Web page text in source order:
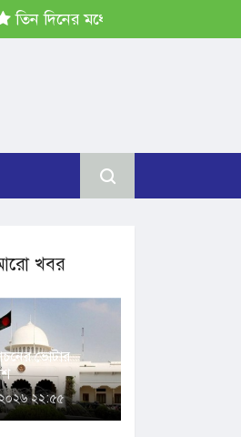
দিনের মধ্যে গ্যাস সরবরাহ স্বাভাবিক
খবর
ভোটার
২২:৫৫